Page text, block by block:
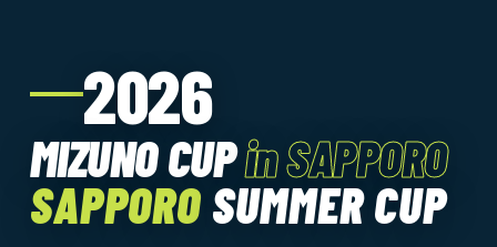
2026
MIZUNO CUPin SAPPORO
SAPPORO SUMMER CUP